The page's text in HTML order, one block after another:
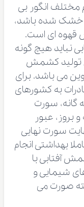
مختلف انگور بی
خشک شده باشد،
قهوه ای است.
نباید هیچ گونه
تولید کشمش
می باشد. برای
به کشورهای
سورت
عبور
سورت نهایی
بهداشتی انجام
آفتابی با
شیمایی و
صورت می